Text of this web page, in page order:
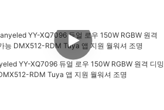
YY-XQ7096 듀얼 로우 150W RGBW 원격 디밍
RDM Tuya 앱 지원 월워셔 조명